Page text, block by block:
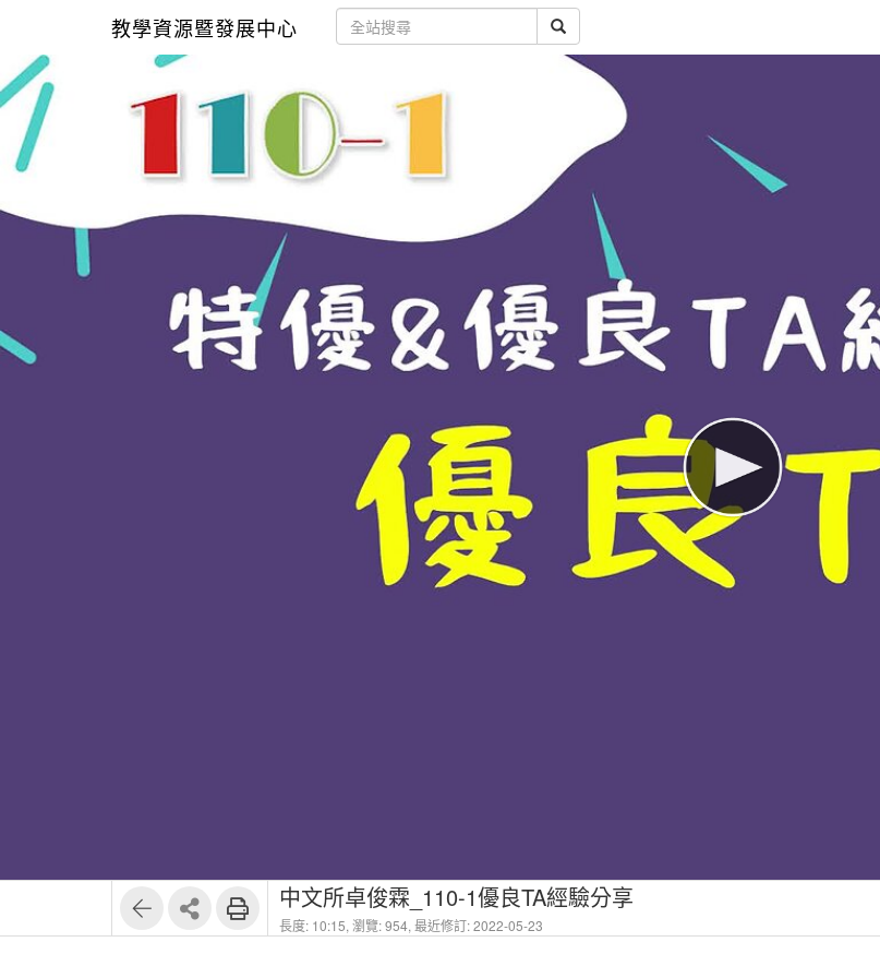
教學資源暨發展中心
中文所卓俊霖_110-1優良TA經驗分享
長度: 10:15, 瀏覽: 954, 最近修訂: 2022-05-23